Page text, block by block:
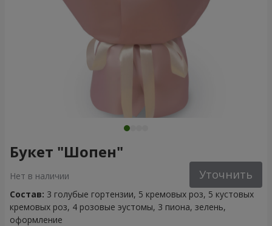
Букет "Шопен"
Нет в наличии Уточнить
Состав: 3 голубые гортензии, 5 кремовых роз, 5 кустовых
кремовых роз, 4 розовые эустомы, 3 пиона, зелень,
оформление